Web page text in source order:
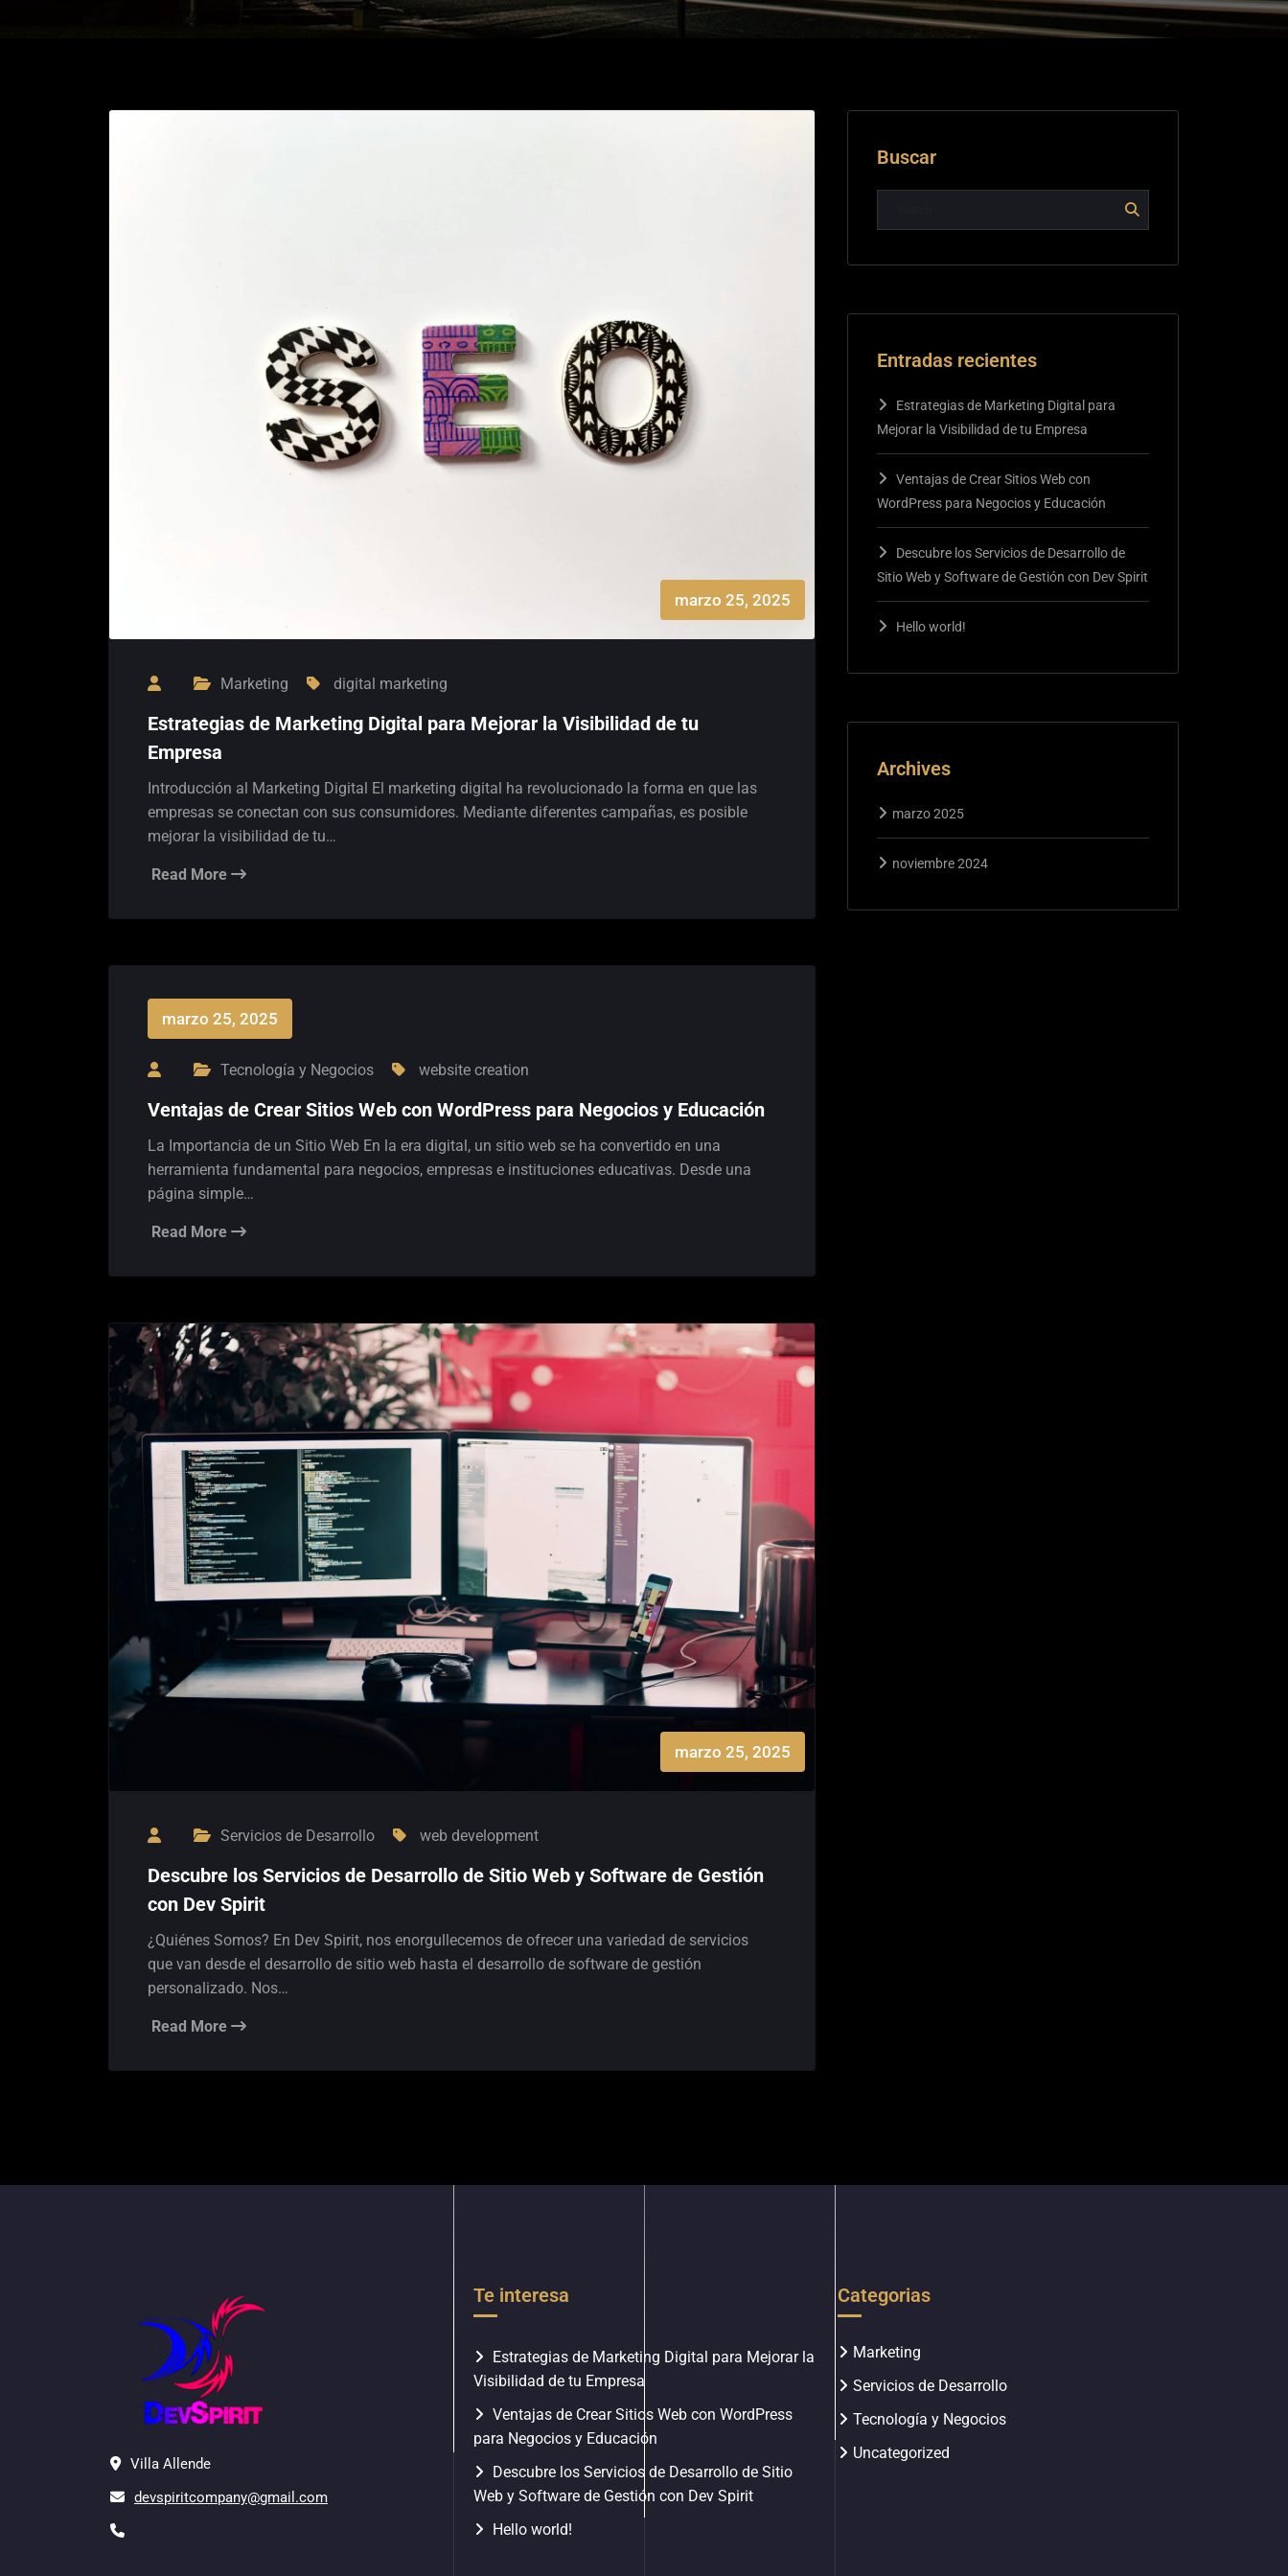
marzo 25, 2025
Marketing digital marketing
Estrategias de Marketing Digital para Mejorar la Visibilidad de tu
Empresa
Introducción al Marketing Digital El marketing digital ha revolucionado la forma en que las
empresas se conectan con sus consumidores. Mediante diferentes campañas, es posible
mejorar la visibilidad de tu…
Read More
marzo 25, 2025
Tecnología y Negocios website creation
Ventajas de Crear Sitios Web con WordPress para Negocios y Educación
La Importancia de un Sitio Web En la era digital, un sitio web se ha convertido en una
herramienta fundamental para negocios, empresas e instituciones educativas. Desde una
página simple…
Read More
marzo 25, 2025
Servicios de Desarrollo web development
Descubre los Servicios de Desarrollo de Sitio Web y Software de Gestión
con Dev Spirit
¿Quiénes Somos? En Dev Spirit, nos enorgullecemos de ofrecer una variedad de servicios
que van desde el desarrollo de sitio web hasta el desarrollo de software de gestión
personalizado. Nos…
Read More
Buscar
Entradas recientes
Estrategias de Marketing Digital para
Mejorar la Visibilidad de tu Empresa
Ventajas de Crear Sitios Web con
WordPress para Negocios y Educación
Descubre los Servicios de Desarrollo de
Sitio Web y Software de Gestión con Dev Spirit
Hello world!
Archives
marzo 2025
noviembre 2024
Villa Allende
devspiritcompany@gmail.com
Te interesa
Estrategias de Marketing Digital para Mejorar la
Visibilidad de tu Empresa
Ventajas de Crear Sitios Web con WordPress
para Negocios y Educación
Descubre los Servicios de Desarrollo de Sitio
Web y Software de Gestión con Dev Spirit
Hello world!
Categorias
Marketing
Servicios de Desarrollo
Tecnología y Negocios
Uncategorized